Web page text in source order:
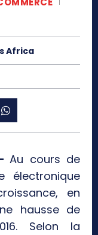
Africa
Au cours de
électronique
en
hausse de
Selon la